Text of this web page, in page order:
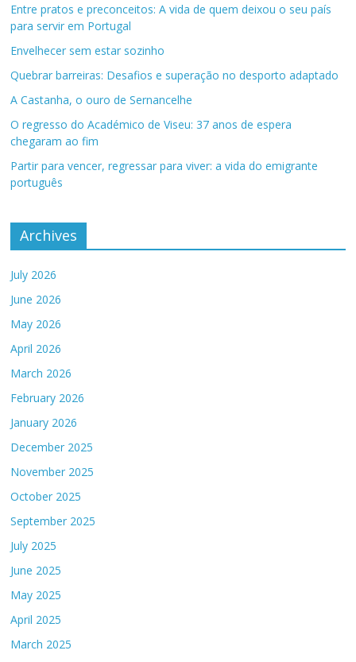
Entre pratos e preconceitos: A vida de quem deixou o seu país
para servir em Portugal
Envelhecer sem estar sozinho
Quebrar barreiras: Desafios e superação no desporto adaptado
A Castanha, o ouro de Sernancelhe
O regresso do Académico de Viseu: 37 anos de espera
chegaram ao fim
Partir para vencer, regressar para viver: a vida do emigrante
português
Archives
July 2026
June 2026
May 2026
April 2026
March 2026
February 2026
January 2026
December 2025
November 2025
October 2025
September 2025
July 2025
June 2025
May 2025
April 2025
March 2025